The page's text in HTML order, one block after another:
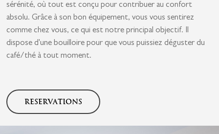
sérénité, où tout est conçu pour contribuer au confort
absolu. Grâce à son bon équipement, vous vous sentirez
comme chez vous, ce qui est notre principal objectif. Il
dispose d'une bouilloire pour que vous puissiez déguster du
café/thé à tout moment.
RESERVATIONS